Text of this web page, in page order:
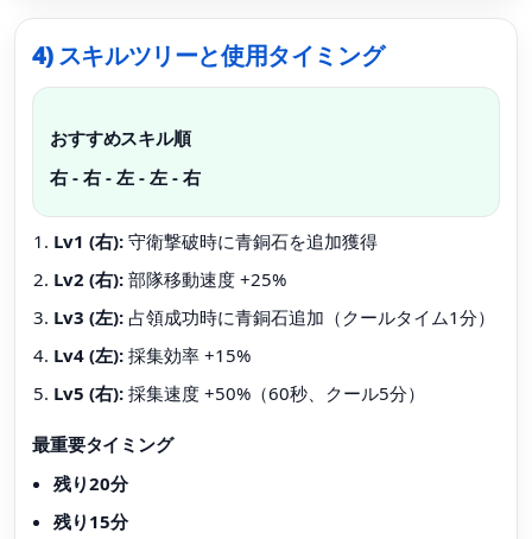
4) スキルツリーと使用タイミング
おすすめスキル順
右 - 右 - 左 - 左 - 右
Lv1 (右): 守衛撃破時に青銅石を追加獲得
Lv2 (右): 部隊移動速度 +25%
Lv3 (左): 占領成功時に青銅石追加（クールタイム1分）
Lv4 (左): 採集効率 +15%
Lv5 (右): 採集速度 +50%（60秒、クール5分）
最重要タイミング
残り20分
残り15分